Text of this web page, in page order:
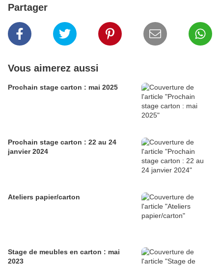
Partager
Vous aimerez aussi
Prochain stage carton : mai 2025
Prochain stage carton : 22 au 24
janvier 2024
Ateliers papier/carton
Stage de meubles en carton : mai
2023